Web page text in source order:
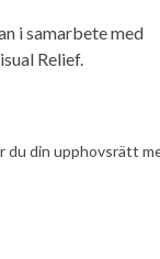
i samarbete med
Relief.
du din upphovsrätt